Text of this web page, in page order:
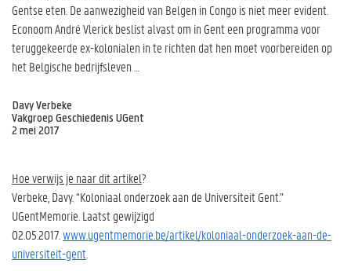
Gentse eten. De aanwezigheid van Belgen in Congo is niet meer evident.
Econoom André Vlerick beslist alvast om in Gent een programma voor
teruggekeerde ex-kolonialen in te richten dat hen moet voorbereiden op
het Belgische bedrijfsleven …
Davy Verbeke
Vakgroep Geschiedenis UGent
2 mei 2017
Hoe verwijs je naar dit artikel?
Verbeke, Davy. “Koloniaal onderzoek aan de Universiteit Gent.”
UGentMemorie. Laatst gewijzigd
02.05.2017. www.ugentmemorie.be/artikel/koloniaal-onderzoek-aan-de-
universiteit-gent